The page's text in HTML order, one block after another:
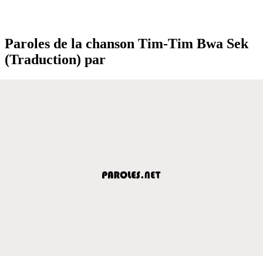
Paroles de la chanson Tim-Tim Bwa Sek
(Traduction) par